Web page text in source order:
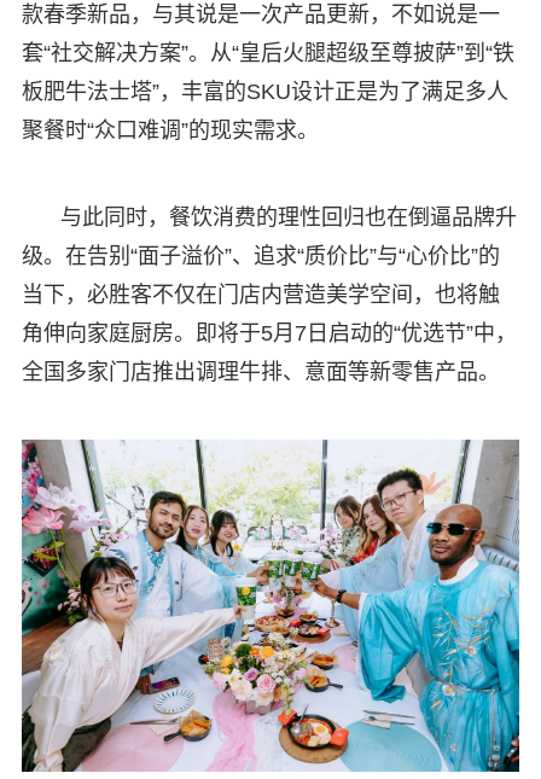
款春季新品，与其说是一次产品更新，不如说是一
套“社交解决方案”。从“皇后火腿超级至尊披萨”到“铁
板肥牛法士塔”，丰富的SKU设计正是为了满足多人
聚餐时“众口难调”的现实需求。
与此同时，餐饮消费的理性回归也在倒逼品牌升
级。在告别“面子溢价”、追求“质价比”与“心价比”的
当下，必胜客不仅在门店内营造美学空间，也将触
角伸向家庭厨房。即将于5月7日启动的“优选节”中，
全国多家门店推出调理牛排、意面等新零售产品。